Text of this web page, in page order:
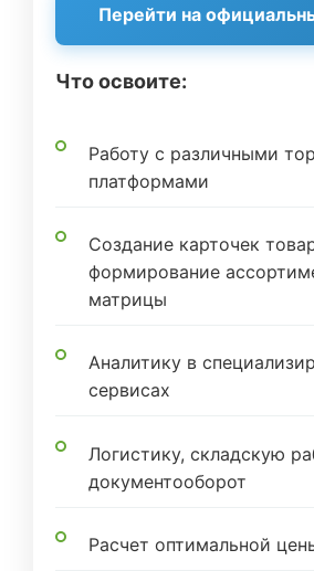
Перейти на
Что освоите:
Работу с различными
платформами
Создание карточек
формирование
матрицы
Аналитику в
сервисах
Логистику, складскую
документооборот
Расчет оптимальной